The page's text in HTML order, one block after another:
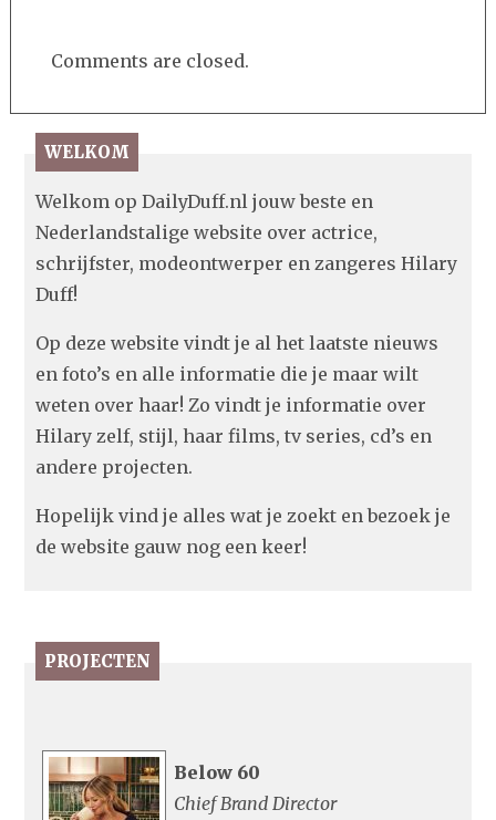
Comments are closed.
WELKOM
Welkom op DailyDuff.nl jouw beste en
Nederlandstalige website over actrice,
schrijfster, modeontwerper en zangeres Hilary
Duff!
Op deze website vindt je al het laatste nieuws
en foto’s en alle informatie die je maar wilt
weten over haar! Zo vindt je informatie over
Hilary zelf, stijl, haar films, tv series, cd’s en
andere projecten.
Hopelijk vind je alles wat je zoekt en bezoek je
de website gauw nog een keer!
PROJECTEN
Below 60
Chief Brand Director